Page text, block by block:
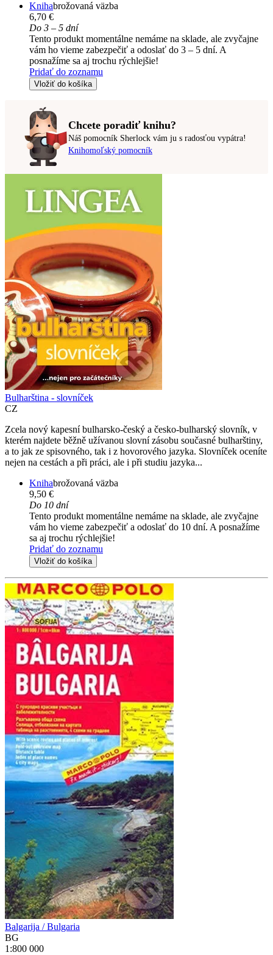
Knihabrožovaná väzba
6,70 €
Do 3 – 5 dní
Tento produkt momentálne nemáme na sklade, ale zvyčajne
vám ho vieme zabezpečiť a odoslať do 3 – 5 dní. A
posnažíme sa aj trochu rýchlejšie!
Pridať do zoznamu
Vložiť do košíka
Chcete poradiť knihu?
Náš pomocník Sherlock vám ju s radosťou vypátra!
Knihomoľský pomocník
Bulharština - slovníček
CZ
Zcela nový kapesní bulharsko-český a česko-bulharský slovník, v
kterém najdete běžně užívanou slovní zásobu současné bulharštiny,
a to jak ze spisovného, tak i z hovorového jazyka. Slovníček oceníte
nejen na cestách a při práci, ale i při studiu jazyka...
Knihabrožovaná väzba
9,50 €
Do 10 dní
Tento produkt momentálne nemáme na sklade, ale zvyčajne
vám ho vieme zabezpečiť a odoslať do 10 dní. A posnažíme
sa aj trochu rýchlejšie!
Pridať do zoznamu
Vložiť do košíka
Balgarija / Bulgaria
BG
1:800 000